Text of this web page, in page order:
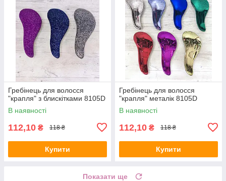
Гребінець для волосся
"крапля" з блискітками 8105D
В наявності
112,10 ₴ 118 ₴
Купити
Гребінець для волосся
"крапля" металік 8105D
В наявності
112,10 ₴ 118 ₴
Купити
Показати ще